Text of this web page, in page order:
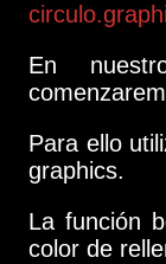
En
Para ello
graphics.
La función
color de